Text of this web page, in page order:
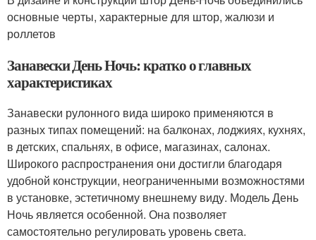
основные черты, характерные для штор, жалюзи и
роллетов
Занавески День Ночь: кратко о главных
характеристиках
Занавески рулонного вида широко применяются в
разных типах помещений: на балконах, лоджиях, кухнях,
в детских, спальнях, в офисе, магазинах, салонах.
Широкого распространения они достигли благодаря
удобной конструкции, неограниченными возможностями
в установке, эстетичному внешнему виду. Модель День
Ночь является особенной. Она позволяет
самостоятельно регулировать уровень света.